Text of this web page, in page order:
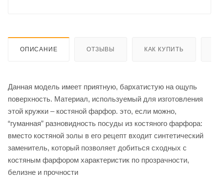
ОПИСАНИЕ ОТЗЫВЫ КАК КУПИТЬ
Данная модель имеет приятную, бархатистую на ощупь
поверхность. Материал, используемый для изготовления
этой кружки – костяной фарфор. это, если можно,
“гуманная” разновидность посуды из костяного фарфора:
вместо костяной золы в его рецепт входит синтетический
заменитель, который позволяет добиться сходных с
костяным фарфором характеристик по прозрачности,
белизне и прочности